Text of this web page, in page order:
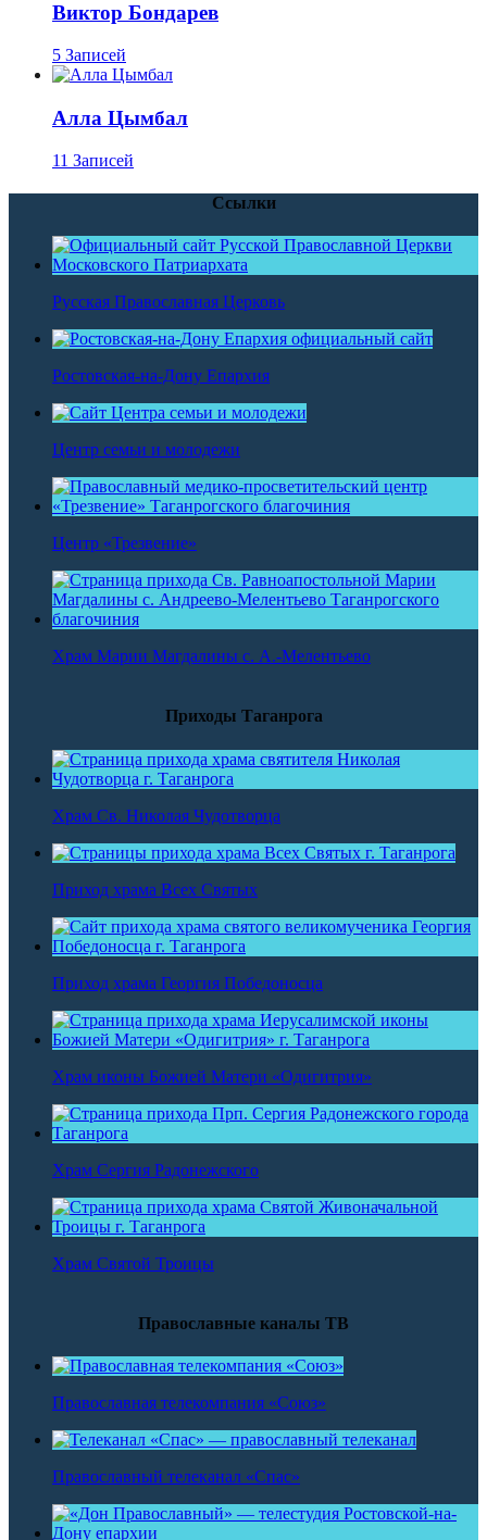
Виктор Бондарев
5 Записей
Алла Цымбал
11 Записей
Ссылки
Русская Православная Церковь
Ростовская-на-Дону Епархия
Центр семьи и молодежи
Центр «Трезвение»
Храм Марии Магдалины с. А.-Мелентьево
Приходы Таганрога
Храм Св. Николая Чудотворца
Приход храма Всех Святых
Приход храма Георгия Победоносца
Храм иконы Божией Матери «Одигитрия»
Храм Сергия Радонежского
Храм Святой Троицы
Православные каналы ТВ
Православная телекомпания «Союз»
Православный телеканал «Спас»